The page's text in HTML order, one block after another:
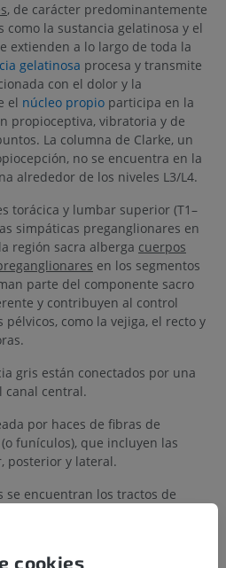
, de carácter predominantemente
como la sustancia gelatinosa y el
extienden a lo largo de toda la
gelatinosa procesa y transmite
con el dolor y la
el núcleo propio participa en la
propioceptiva, vibratoria y de
La columna de Clarke, un
no se encuentra en la
alrededor de los niveles L3/L4.
torácica y lumbar superior (T1–
simpáticas preganglionares en
región sacra alberga cuerpos
en los segmentos
parte del componente sacro
y contribuyen al control
como la vejiga, el recto y
gris están conectados por una
canal central.
por haces de fibras de
funículos), que incluyen las
posterior y lateral.
se encuentran los tractos de
a las de otras regiones
cookies